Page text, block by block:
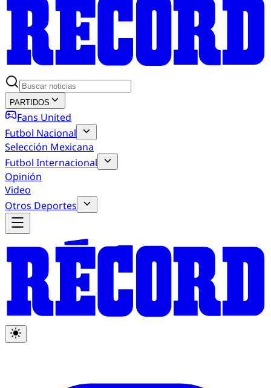
PARTIDOS
Fans United
Futbol Nacional
Selección Mexicana
Futbol Internacional
Opinión
Video
Otros Deportes